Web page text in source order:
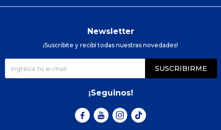
Newsletter
¡Suscribite y recibí todas nuestras novedades!
SUSCRIBIRME
¡Seguinos!
  